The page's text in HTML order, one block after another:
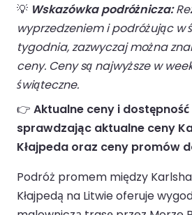
💡 Wskazówka podróżnicza:
wyprzedzeniem i podróżując w
tygodnia, zazwyczaj można
ceny. Ceny są najwyższe w
świąteczne.
👉 Aktualne ceny i
sprawdzając aktualne ceny
Kłajpeda oraz ceny promów
Podróż promem między
Kłajpedą na Litwie oferuje